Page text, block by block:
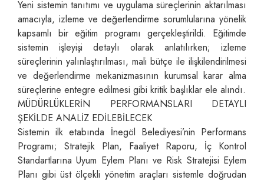
Yeni sistemin tanıtımı ve uygulama süreçlerinin aktarılması
amacıyla, izleme ve değerlendirme sorumlularına yönelik
kapsamlı bir eğitim programı gerçekleştirildi. Eğitimde
sistemin işleyişi detaylı olarak anlatılırken; izleme
süreçlerinin yalınlaştırılması, mali bütçe ile ilişkilendirilmesi
ve değerlendirme mekanizmasının kurumsal karar alma
süreçlerine entegre edilmesi gibi kritik başlıklar ele alındı.
MÜDÜRLÜKLERİN PERFORMANSLARI DETAYLI
ŞEKİLDE ANALİZ EDİLEBİLECEK
Sistemin ilk etabında İnegöl Belediyesi’nin Performans
Programı; Stratejik Plan, Faaliyet Raporu, İç Kontrol
Standartlarına Uyum Eylem Planı ve Risk Stratejisi Eylem
Planı gibi üst ölçekli yönetim araçları sistemle doğrudan